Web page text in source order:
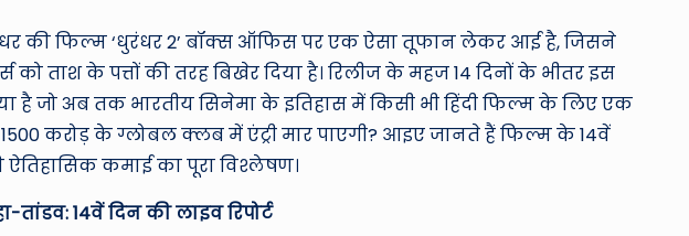
h
e
W
की फिल्म ‘धुरंधर 2’ बॉक्स ऑफिस पर एक ऐसा तूफान लेकर आई है, जिसने
को ताश के पत्तों की तरह बिखेर दिया है। रिलीज के महज 14 दिनों के भीतर इस
है जो अब तक भारतीय सिनेमा के इतिहास में किसी भी हिंदी फिल्म के लिए एक
1500 करोड़ के ग्लोबल क्लब में एंट्री मार पाएगी? आइए जानते हैं फिल्म के 14वें
कमाई का पूरा विश्लेषण।
14वें दिन की लाइव रिपोर्ट